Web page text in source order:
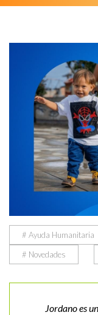
# Ayuda Humanitaria
# Novedades
Jordano es